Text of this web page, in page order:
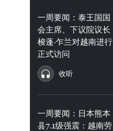
一周要闻：泰王国国
会主席、下议院议长
梭蓬·乍兰对越南进行
正式访问
收听
一周要闻：日本熊本
县7.1级强震：越南劳